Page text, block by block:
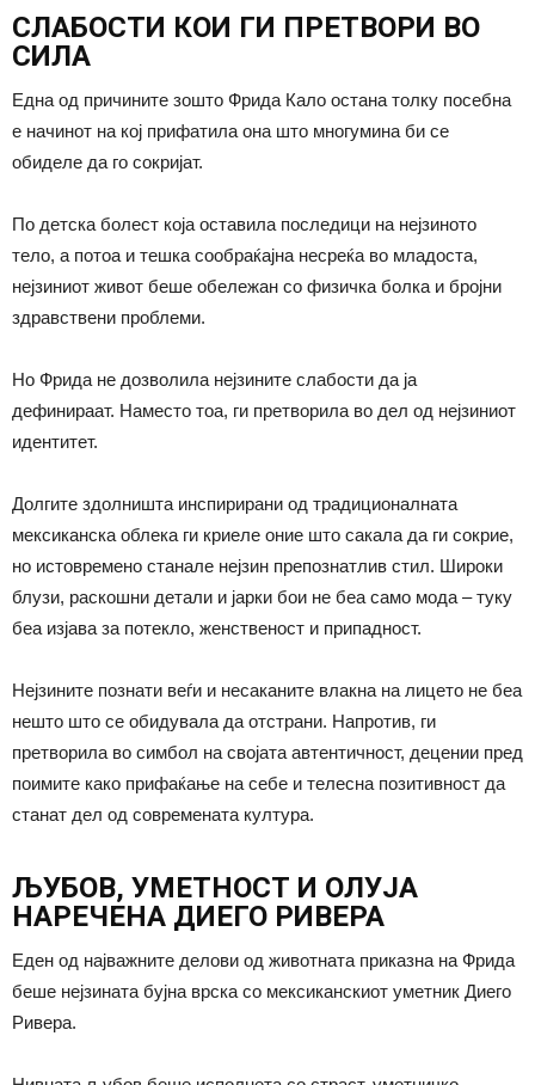
СЛАБОСТИ КОИ ГИ ПРЕТВОРИ ВО
СИЛА
Една од причините зошто Фрида Кало остана толку посебна
е начинот на кој прифатила она што многумина би се
обиделе да го сокријат.
По детска болест која оставила последици на нејзиното
тело, а потоа и тешка сообраќајна несреќа во младоста,
нејзиниот живот беше обележан со физичка болка и бројни
здравствени проблеми.
Но Фрида не дозволила нејзините слабости да ја
дефинираат. Наместо тоа, ги претворила во дел од нејзиниот
идентитет.
Долгите здолништа инспирирани од традиционалната
мексиканска облека ги криеле оние што сакала да ги сокрие,
но истовремено станале нејзин препознатлив стил. Широки
блузи, раскошни детали и јарки бои не беа само мода – туку
беа изјава за потекло, женственост и припадност.
Нејзините познати веѓи и несаканите влакна на лицето не беа
нешто што се обидувала да отстрани. Напротив, ги
претворила во симбол на својата автентичност, децении пред
поимите како прифаќање на себе и телесна позитивност да
станат дел од современата култура.
ЉУБОВ, УМЕТНОСТ И ОЛУЈА
НАРЕЧЕНА ДИЕГО РИВЕРА
Еден од најважните делови од животната приказна на Фрида
беше нејзината бујна врска со мексиканскиот уметник Диего
Ривера.